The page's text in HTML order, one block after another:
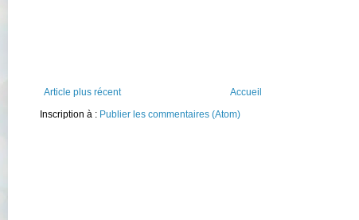
Article plus récent
Accueil
Inscription à : Publier les commentaires (Atom)